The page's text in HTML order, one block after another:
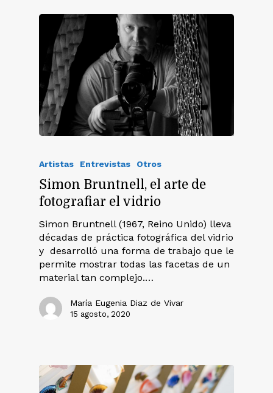
Artistas Entrevistas Otros
Simon Bruntnell, el arte de
fotografiar el vidrio
Simon Bruntnell (1967, Reino Unido) lleva
décadas de práctica fotográfica del vidrio
y desarrolló una forma de trabajo que le
permite mostrar todas las facetas de un
material tan complejo.…
María Eugenia Diaz de Vivar
15 agosto, 2020